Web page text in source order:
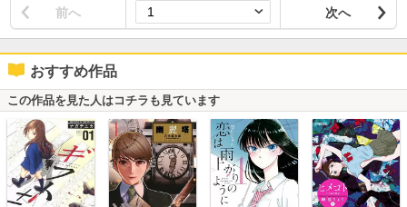
前へ 次へ
おすすめ作品
この作品を見た人はコチラも見ています